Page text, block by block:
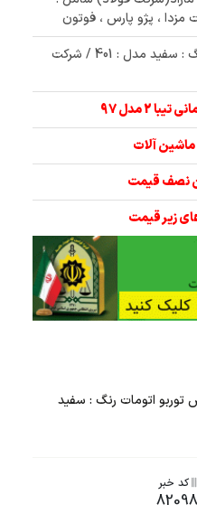
مزدا ، پژو پارس ، فوتون
✅ مزایده دناپلاس توربو اتومات رنگ : سفید مدل : 401 / شرکت
توربو اتومات رنگ : سفید
کد خبر